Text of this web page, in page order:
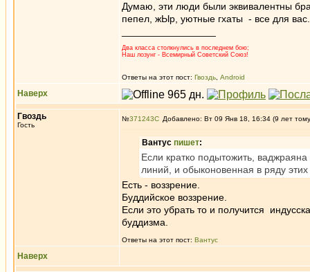
Думаю, эти люди были эквивалентны
пепел, жЫр, уютные гхаты - все для вас.
Два класса столкнулись в последнем бою;
Наш лозунг - Всемирный Советский Союз!
Ответы на этот пост: Гвоздь Android
Наверх
Гвоздь
Гость
№371243 Добавлено: Вт 09 Янв 18, 16:34 (9 лет
Вантус пишет:
Если кратко подытожить,
линий, и обыконовенная в ряду
Есть - воззрение.
Буддийское воззрение.
Если это убрать то и получится
буддизма.
Ответы на этот пост: Вантус
Наверх